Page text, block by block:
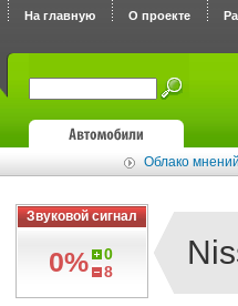
На главную О проекте
Облако
Звуковой сигнал
0%
0
8